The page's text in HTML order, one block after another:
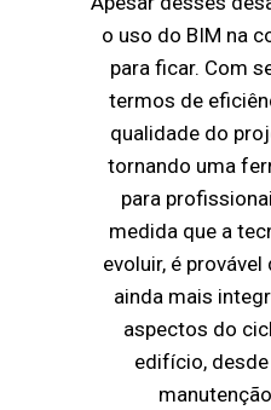
o uso do BIM na
para ficar. Com
termos de
qualidade do
tornando uma
para
medida que a
evoluir, é
ainda mais
aspectos do
edifício,